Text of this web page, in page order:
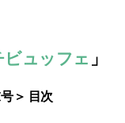
ュッフェ 」
＞ 目次